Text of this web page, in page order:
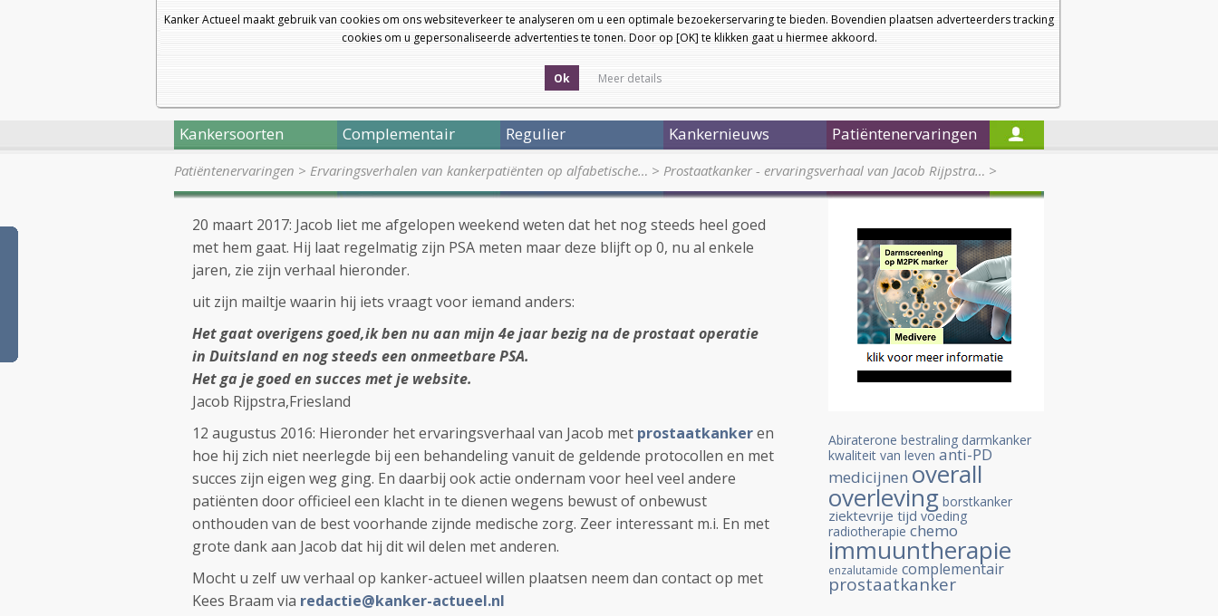
Kanker Actueel maakt gebruik van cookies om ons websiteverkeer te analyseren om u een optimale bezoekerservaring te bieden. Bovendien plaatsen adverteerders tracking
cookies om u gepersonaliseerde advertenties te tonen. Door op [OK] te klikken gaat u hiermee akkoord.
Ok Meer details
a
a
Nieuwsbrief
Startpagina
Kankersoorten Complementair Regulier Kankernieuws Patiëntenervaringen
Patiëntenervaringen > Ervaringsverhalen van kankerpatiënten op alfabetische… > Prostaatkanker - ervaringsverhaal van Jacob Rijpstra… >
20 maart 2017: Jacob liet me afgelopen weekend weten dat het nog steeds heel goed
met hem gaat. Hij laat regelmatig zijn PSA meten maar deze blijft op 0, nu al enkele
jaren, zie zijn verhaal hieronder.
uit zijn mailtje waarin hij iets vraagt voor iemand anders:
Het gaat overigens goed,ik ben nu aan mijn 4e jaar bezig na de prostaat operatie
in Duitsland en nog steeds een onmeetbare PSA.
Het ga je goed en succes met je website.
Jacob Rijpstra,Friesland
12 augustus 2016: Hieronder het ervaringsverhaal van Jacob met prostaatkankeren
hoe hij zich niet neerlegde bij een behandeling vanuit de geldende protocollen en met
succes zijn eigen weg ging. En daarbij ook actie ondernam voor heel veel andere
patiënten door officieel een klacht in te dienen wegens bewust of onbewust
onthouden van de best voorhande zijnde medische zorg. Zeer interessant m.i. En met
grote dank aan Jacob dat hij dit wil delen met anderen.
Mocht u zelf uw verhaal op kanker-actueel willen plaatsen neem dan contact op met
Kees Braam via redactie@kanker-actueel.nl
Abiraterone bestraling darmkanker
kwaliteit van leven anti-PD
medicijnen overall
overleving borstkanker
ziektevrije tijd voeding
radiotherapie chemo
immuuntherapie
enzalutamide complementair
prostaatkanker